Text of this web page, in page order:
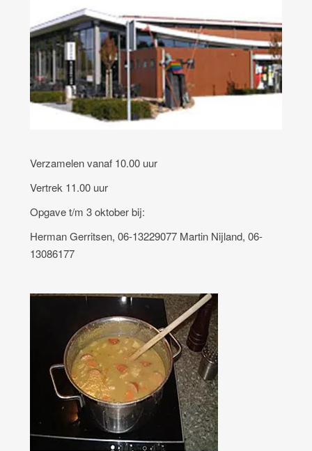
Verzamelen vanaf 10.00 uur
Vertrek 11.00 uur
Opgave t/m 3 oktober bij:
Herman Gerritsen, 06-13229077 Martin Nijland, 06-
13086177